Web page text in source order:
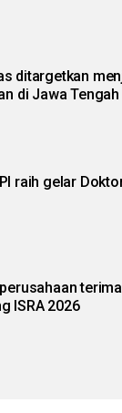
ditargetkan
di Jawa Tengah
raih gelar
ISRA 2026